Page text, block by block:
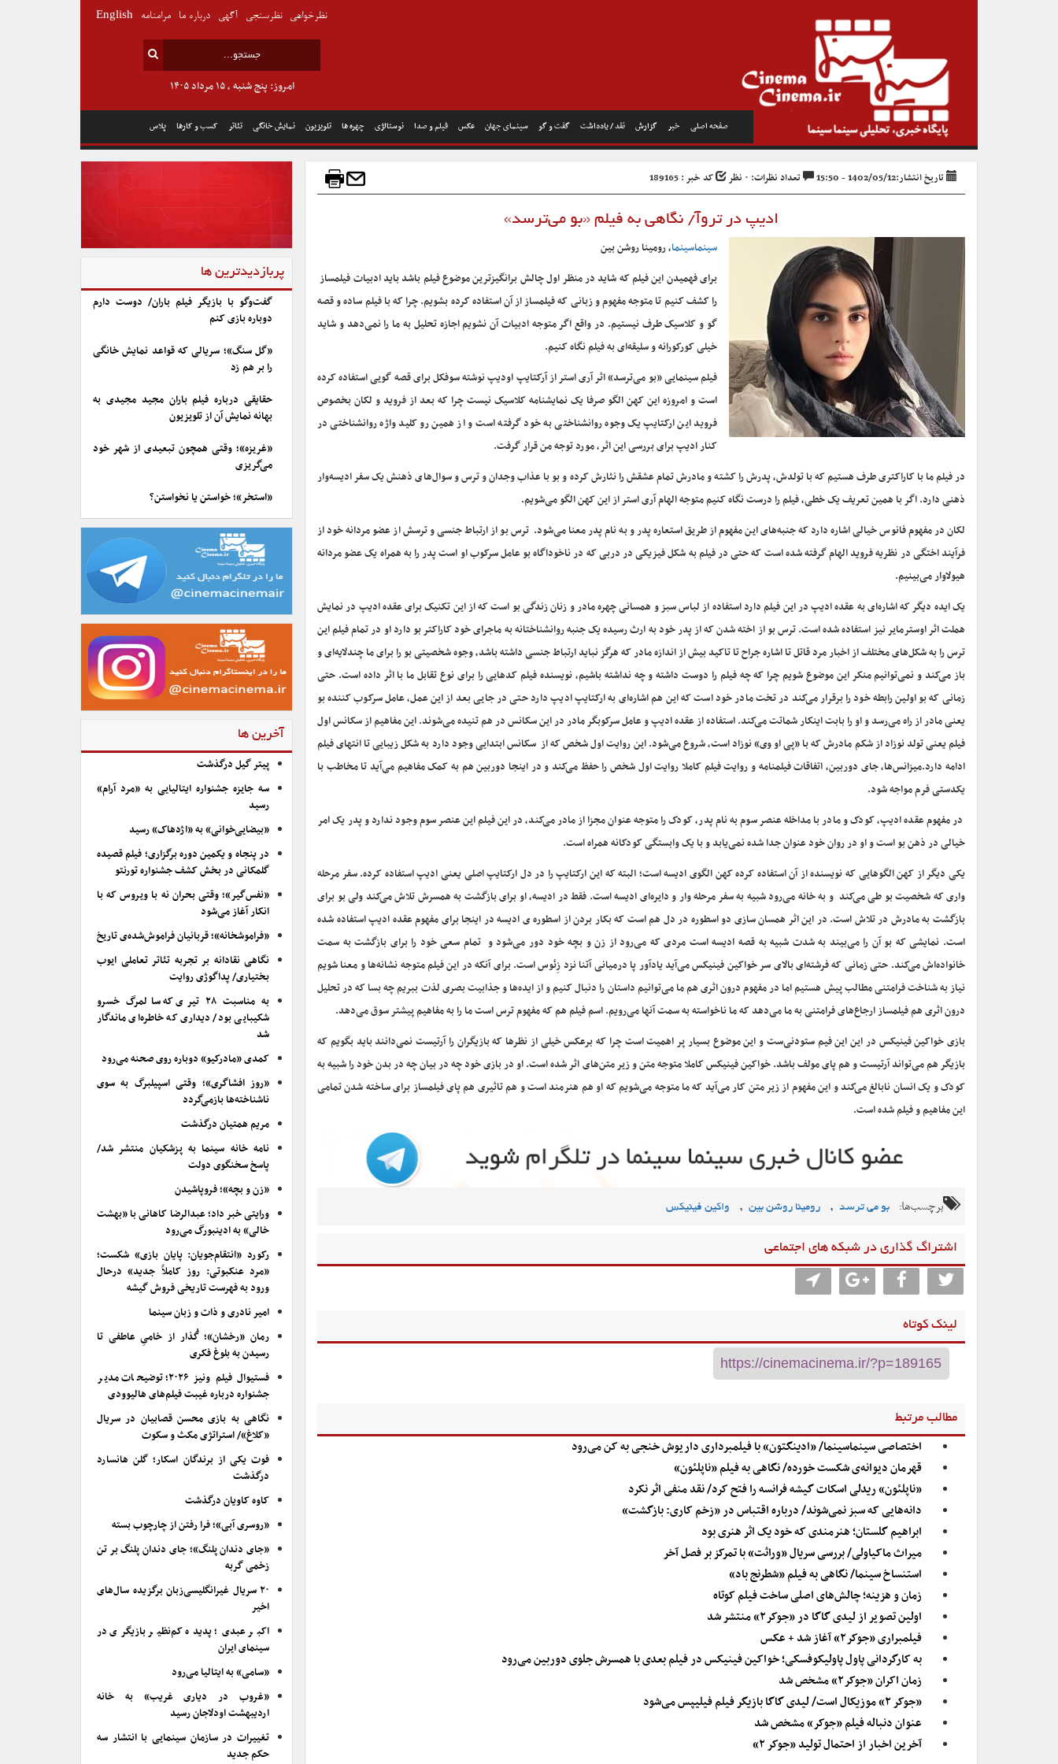
صفحه اصلی خبر گزارش نقد / یادداشت گفت و گو سینمای جهان عکس فیلم و صدا نوستالژی چهره ها تلویزیون نمایش خانگی تئاتر کسب و کارها پلاس
امروز: پنج شنبه , ۱۵ مرداد ۱۴۰۵
نظرخواهی نظرسنجی آگهی درباره ما مرامنامه English
تاریخ انتشار:1402/05/12 - 15:50 تعداد نظرات: ۰ نظر کد خبر : 189165
ادیپ در تروآ/ نگاهی به فیلم «بو می‌ترسد»
سینماسینما، رومینا روشن بین
برای فهمیدن این فیلم که شاید در منظر اول چالش برانگیزترین موضوع فیلم باشد باید ادبیات فیلمساز
را کشف کنیم تا متوجه مفهوم و زبانی که فیلمساز از آن استفاده کرده بشویم. چرا که با فیلم ساده و قصه
گو و کلاسیک طرف نیستیم. در واقع اگر متوجه ادبیات آن نشویم اجازه تحلیل به ما را نمی‌دهد و شاید
خیلی کورکورانه و سلیقه‌ای به فیلم نگاه کنیم.
فیلم سینمایی «بو می‌ترسد» اثر آری استر از آرکتایپ اودیپ نوشته سوفکل برای قصه گویی استفاده کرده
است و امروزه این کهن الگو صرفا یک نمایشنامه کلاسیک نیست چرا که بعد از فروید و لکان بخصوص
فروید این ارکتایپ یک وجوه روانشناختی به خود گرفته است و از همین رو کلید واژه روانشناختی در
کنار ادیپ برای بررسی این اثر، مورد توجه من قرار گرفت.
در فیلم ما با کاراکتری طرف هستیم که با تولدش، پدرش را کشته و مادرش تمام عشقش را نثارش کرده و بو با عذاب وجدان و ترس و سوال‌های ذهنش یک سفر ادیسه‌وار
ذهنی دارد. اگر با همین تعریف یک خطی، فیلم را درست نگاه کنیم متوجه الهام آری استر از این کهن الگو می‌شویم.
لکان در مفهوم فانوس خیالی اشاره دارد که جنبه‌های این مفهوم از طریق استعاره پدر و به نام پدر معنا می‌شود. ترس بو از ارتباط جنسی و ترسش از عضو مردانه‌ خود از
فرآیند اختگی در نظریه فروید الهام گرفته شده است که حتی در فیلم به شکل فیزیکی در دربی که در ناخوداگاه بو عامل سرکوب او است پدر را به همراه یک عضو مردانه
هیولاوار می‌بینیم.
یک ایده دیگر که اشاره‌ای به عقده ادیپ در این فیلم دارد استفاده از لباس سبز و همسانی چهره مادر و زنان زندگی بو است که از این تکنیک برای عقده ادیپ در نمایش
هملت اثر اوسترمایر نیز استفاده شده است. ترس بو از اخته شدن که از پدر خود به ارث رسیده یک جنبه روانشناختانه به ماجرای خود کاراکتر بو دارد او در تمام فیلم این
ترس را به شکل‌های مختلف از اخبار مرد قاتل تا اشاره جراح تا تاکید بیش از اندازه مادر که هرگز نباید ارتباط جنسی داشته باشد، وجوه شخصیتی بو را برای ما چندلایه‌ای و
باز می‌کند و نمی‌توانیم منکر این موضوع شویم چرا که چه فیلم را دوست داشته و چه نداشته باشیم، نویسنده فیلم کدهایی را برای نوع تقابل ما با اثر داده است. حتی
زمانی که بو اولین رابطه خود را برقرار می‌کند در تخت مادر خود است که این هم اشاره‌ای به ارکتایپ ادیپ دارد حتی در جایی بعد از این عمل، عامل سرکوب کننده بو
یعنی مادر از راه می‌رسد و او را بابت اینکار شماتت می‌کند. استفاده از عقده ادیپ و عامل سرکوبگر مادر در این سکانس در هم تنیده می‌شوند. این مفاهیم از سکانس اول
فیلم یعنی تولد نوزاد از شکم مادرش که با «پی او وی» نوزاد است، شروع می‌شود. این روایت اول شخص که از سکانس ابتدایی وجود دارد به شکل زیبایی تا انتهای فیلم
ادامه دارد.میزانس‌ها، جای دوربین، اتفاقات فیلمنامه و روایت فیلم کاملا روایت اول شخص را حفظ می‌کند و در اینجا دوربین هم به کمک مفاهیم می‌آید تا مخاطب با
یکدستی فرم مواجه شود.
در مفهوم عقده ادیپ، کودک و مادر با مداخله عنصر سوم به نام پدر، کودک را متوجه عنوان مجزا از مادر می‌کند، در این فیلم این عنصر سوم وجود ندارد و پدر یک امر
خیالی در ذهن بو است و او در روان خود عنوان جدا شده نمی‌یابد و با یک وابستگی کودکانه همراه است.
یکی دیگر از کهن الگوهایی که نویسنده از آن استفاده کرده کهن الگوی ادیسه است؛ البته که این ارکتایپ را در دل ارکتایپ اصلی یعنی ادیپ استفاده کرده. سفر مرحله
واری که شخصیت بو طی می‌کند و به خانه می‌رود شبیه به سفر مرحله وار و دایره‌ای ادیسه است. فقط در ادیسه، او برای بازگشت به همسرش تلاش می‌کند ولی بو برای
بازگشت به مادرش در تلاش است. در این اثر همسان سازی دو اسطوره در دل هم است که بکار بردن از اسطوره ی ادیسه در اینجا برای مفهوم عقده ادیپ استفاده شده
است. نمایشی که بو آن را می‌بیند به شدت شبیه به قصه ادیسه است مردی که می‌رود از زن و بچه خود دور می‌شود و تمام سعی خود را برای بازگشت به سمت
خانواده‌اش می‌کند. حتی زمانی که فرشته‌ای بالای سر خواکین فینیکس می‌آید یادآور پا درمیانی آتنا نزد زِئوس است. برای آنکه در این فیلم متوجه نشانه‌ها و معنا شویم
نیاز به شناخت فرامتنی مطالب پیش هستیم اما در مفهوم درون اثری هم ما می‌توانیم داستان را دنبال کنیم و از ایده‌ها و جذابیت بصری لذت ببریم چه بسا که در تحلیل
درون اثری هم فیلمساز ارجاع‌های فرامتنی به ما می‌دهد که ما ناخواسته به سمت آنها می‌رویم. اسم فیلم هم که مفهوم ترس است ما را به مفاهیم پیشتر سوق می‌دهد.
بازی خواکین فینیکس در این این فیم ستودنی‌ست و این موضوع بسیار پر اهمیت است چرا که برعکس خیلی از نظرها که بازیگران را آرتیست نمی‌دانند باید بگویم که
بازیگر هم می‌تواند آرتیست و هم پای مولف باشد. خواکین فینیکس کاملا متوجه متن و زیر متن‌های اثر شده است. او در بازی خود چه در بیان چه در بدن خود را شبیه به
کودک و یک انسان نابالغ می‌کند و این مفهوم از زیر متن کار می‌آید که ما متوجه می‌شویم که او هم هنرمند است و هم تاثیری هم پای فیلمساز برای ساخته شدن تمامی
این مفاهیم و فیلم شده است.
برچسب‌ها: بو می ترسد , رومینا روشن بین , واکین فینیکس
اشتراگ گذاری در شبکه های اجتماعی
لینک کوتاه
مطالب مرتبط
اختصاصی سینماسینما/ «ادینگتون» با فیلمبرداری داریوش خنجی به کن می‌رود
قهرمان دیوانه‌ی شکست خورده/ نگاهی به فیلم «ناپلئون»
«ناپلئون» ریدلی اسکات گیشه‌ فرانسه را فتح کرد/ نقد منفی اثر نکرد
دانه‌هایی که سبز نمی‌شوند/ درباره اقتباس در «زخم کاری: بازگشت»
ابراهیم گلستان؛ هنرمندی که خود یک اثر هنری بود
میراث ماکیاولی/ بررسی سریال «وراثت» با تمرکز بر فصل آخر
استنساخ سینما/ نگاهی به فیلم «شطرنج باد»
زمان و هزینه؛ چالش‌های اصلی ساخت فیلم کوتاه
اولین تصویر از لیدی گاگا در «جوکر۲» منتشر شد
فیلمبراری «جوکر۲» آغاز شد + عکس
به کارگردانی پاول پاولیکوفسکی؛ خواکین فینیکس در فیلم بعدی با همسرش جلوی دوربین می‌رود
زمان اکران «جوکر۲» مشخص شد
«جوکر ۲» موزیکال است/ لیدی گاگا بازیگر فیلم فیلیپس می‌شود
عنوان دنباله فیلم «جوکر» مشخص شد
آخرین اخبار از احتمال تولید «جوکر ۲»
پربازدیدترین ها
گفت‌وگو با بازیگر فیلم باران/ دوست دارم
دوباره بازی کنم
«گل سنگ»؛ سریالی که قواعد نمایش خانگی
را بر هم زد
حقایقی درباره فیلم باران مجید مجیدی به
بهانه نمایش آن از تلویزیون
«غریزه»؛ وقتی همچون تبعیدی از شهر خود
می‌گریزی
«استخر»؛ خواستن یا نخواستن؟
آخرین ها
پیتر گیل درگذشت
سه جایزه جشنواره ایتالیایی به «مرد آرام»
رسید
«بیضایی‌خوانی» به «اژدهاک» رسید
در پنجاه و یکمین دوره برگزاری؛ فیلم قصیده
گلمکانی در بخش کشف جشنواره تورنتو
«نفس‌گیر»؛ وقتی بحران نه با ویروس که با
انکار آغاز می‌شود
«فراموشخانه»؛ قربانیان فراموش‌شده‌ی تاریخ
نگاهی نقادانه بر تجربه تئاتر تعاملی ایوب
بختیاری/ پداگوژی روایت
به مناسبت ۲۸ تیری که سالمرگ خسرو
شکیبایی بود/ دیداری که خاطره‌ای ماندگار
شد
کمدی «مادرکیو» دوباره روی صحنه می‌رود
«روز افشاگری»؛ وقتی اسپیلبرگ به سوی
ناشناخته‌ها بازمی‌گردد
مریم همتیان درگذشت
نامه خانه سینما به پزشکیان منتشر شد/
پاسخ سخنگوی دولت
«زن و بچه»؛ فروپاشیدن
ورایتی خبر داد؛ عبدالرضا کاهانی با «بهشت
خالی» به ادینبورگ می‌رود
رکورد «انتقام‌جویان: پایان بازی» شکست؛
«مرد عنکبوتی: روز کاملاً جدید» درحال
ورود به فهرست تاریخی فروش گیشه
امیر نادری و ذات و زبان سینما
رمان «رخشان»؛ گُذار از خامیِ عاطفی تا
رسیدن به بلوغ فکری
فستیوال فیلم ونیز ۲۰۲۶؛ توضیحات مدیر
جشنواره درباره غیبت فیلم‌های هالیوودی
نگاهی به بازی محسن قصابیان در سریال
«کلاغ»/ استراتژی مکث و سکوت
فوت یکی از برندگان اسکار؛ گلن هانسارد
درگذشت
کاوه کاویان درگذشت
«روسری آبی»؛ فرا رفتن از چارچوب بسته
«جای دندان پلنگ»؛ جای دندان پلنگ بر تن
زخمی گربه
۲۰ سریال غیرانگلیسی‌زبان برگزیده سال‌های
اخیر
اکبر عبدی؛ پدیده کم‌نظیر بازیگری در
سینمای ایران
«سامی» به ایتالیا می‌رود
«غروب در دیاری غریب» به خانه
اردیبهشت اودلاجان رسید
تغییرات در سازمان سینمایی با انتشار سه
حکم جدید